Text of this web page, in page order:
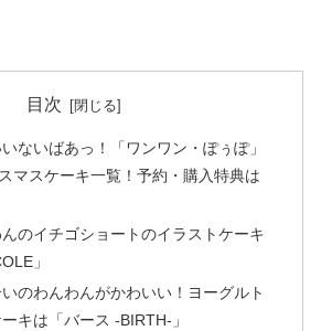
目次
いないばあっ！「ワンワン・ぽぅぽ」
マスケーキ一覧！予約・購入特典は
のイチゴショートのイラストケーキ
」
のわんわんがかわいい！ヨーグルト
キは「バース -BIRTH-」